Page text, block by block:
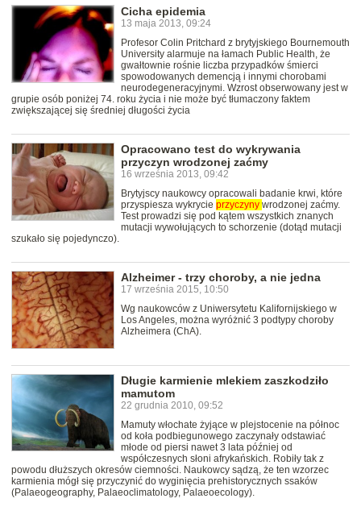
Cicha epidemia
13 maja 2013, 09:24
Profesor Colin Pritchard z brytyjskiego Bournemouth
University alarmuje na łamach Public Health, że
gwałtownie rośnie liczba przypadków śmierci
spowodowanych demencją i innymi chorobami
neurodegeneracyjnymi. Wzrost obserwowany jest w
grupie osób poniżej 74. roku życia i nie może być tłumaczony faktem
zwiększającej się średniej długości życia
Opracowano test do wykrywania
przyczyn wrodzonej zaćmy
16 września 2013, 09:42
Brytyjscy naukowcy opracowali badanie krwi, które
przyspiesza wykrycie przyczyny wrodzonej zaćmy.
Test prowadzi się pod kątem wszystkich znanych
mutacji wywołujących to schorzenie (dotąd mutacji
szukało się pojedynczo).
Alzheimer - trzy choroby, a nie jedna
17 września 2015, 10:50
Wg naukowców z Uniwersytetu Kalifornijskiego w
Los Angeles, można wyróżnić 3 podtypy choroby
Alzheimera (ChA).
Długie karmienie mlekiem zaszkodziło
mamutom
22 grudnia 2010, 09:52
Mamuty włochate żyjące w plejstocenie na północ
od koła podbiegunowego zaczynały odstawiać
młode od piersi nawet 3 lata później od
współczesnych słoni afrykańskich. Robiły tak z
powodu dłuższych okresów ciemności. Naukowcy sądzą, że ten wzorzec
karmienia mógł się przyczynić do wyginięcia prehistorycznych ssaków
(Palaeogeography, Palaeoclimatology, Palaeoecology).